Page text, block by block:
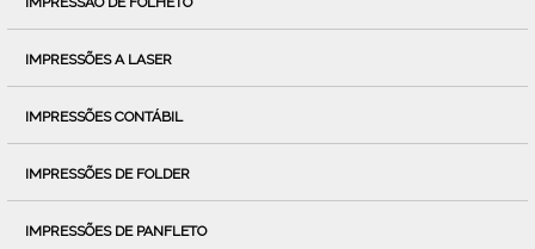
IMPRESSÕES A LASER
IMPRESSÕES CONTÁBIL
IMPRESSÕES DE FOLDER
IMPRESSÕES DE PANFLETO